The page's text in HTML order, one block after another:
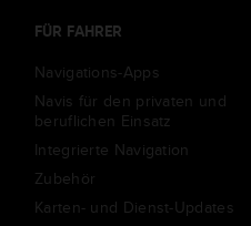
FÜR FAHRER
Navigations-Apps
Navis für den privaten und
beruflichen Einsatz
Integrierte Navigation
Zubehör
Karten- und Dienst-Updates